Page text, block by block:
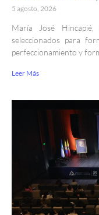
5 agosto, 2026
María José
seleccionados para
perfeccionamiento y
Leer Más